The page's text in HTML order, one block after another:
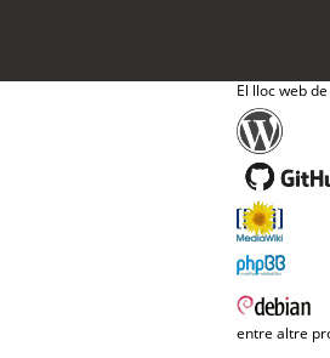
El lloc web
entre altre